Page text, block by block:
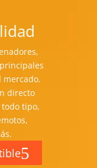
directo
tipo,